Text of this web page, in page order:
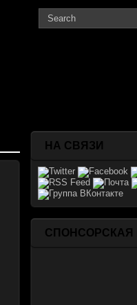
НА СВЯЗИ